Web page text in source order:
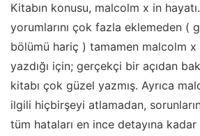
Kitabın konusu, malcolm x in
yorumlarını çok fazla eklemeden (
bölümü hariç ) tamamen malcolm x
yazdığı için; gerçekçi bir açıdan
kitabı çok güzel yazmış. Ayrıca
ilgili hiçbirşeyi atlamadan,
tüm hataları en ince detayına